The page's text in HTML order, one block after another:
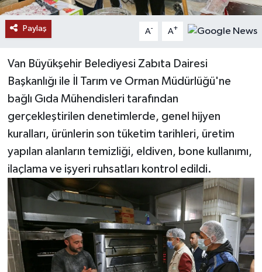
Paylaş A- A+
Van Büyükşehir Belediyesi Zabıta Dairesi
Başkanlığı ile İl Tarım ve Orman Müdürlüğü'ne
bağlı Gıda Mühendisleri tarafından
gerçekleştirilen denetimlerde, genel hijyen
kuralları, ürünlerin son tüketim tarihleri, üretim
yapılan alanların temizliği, eldiven, bone kullanımı,
ilaçlama ve işyeri ruhsatları kontrol edildi.